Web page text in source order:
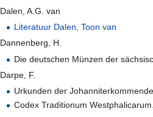
Dalen, A.G. van
Literatuur Dalen, Toon van
Dannenberg, H.
Die deutschen Münzen der
Darpe, F.
Urkunden der
Codex Traditionum